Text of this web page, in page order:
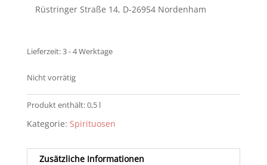
Rüstringer Straße 14, D-26954 Nordenham
Lieferzeit:3 - 4 Werktage
Nicht vorrätig
Produkt enthält: 0,5 l
Kategorie: Spirituosen
Zusätzliche Informationen